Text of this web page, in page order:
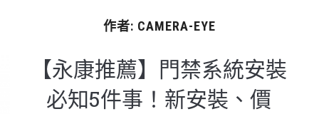
作者: CAMERA-EYE
【永康推薦】門禁系統安裝
必知5件事！新安裝、價